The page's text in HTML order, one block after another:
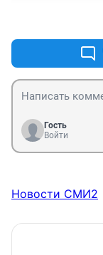
Гость
Войти
Новости СМИ2